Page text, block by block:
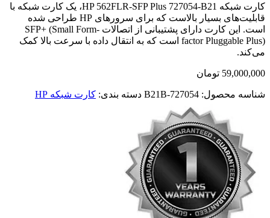
کارت شبکه HP 562FLR-SFP Plus 727054-B21، یک کارت شبکه با
قابلیت‌های بسیار بالاست که برای سرورهای HP طراحی شده
است. این کارت دارای پشتیبانی از اتصالات SFP+ (Small Form-
factor Pluggable Plus) است که به انتقال داده با سرعت بالا کمک
می‌کند.
59,000,000 تومان
شناسه محصول: 727054-B21B دسته بندی: کارت شبکه HP